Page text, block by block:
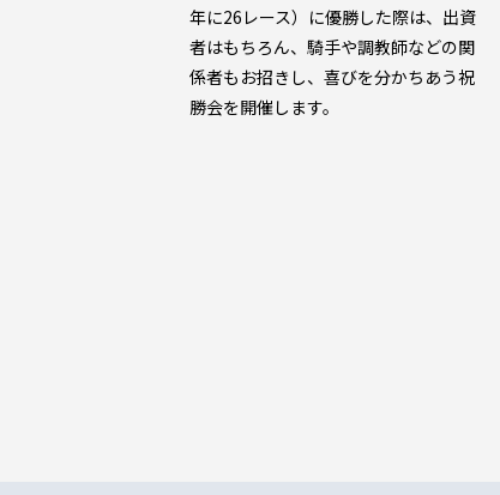
年に26レース）に優勝した際は、出資
者はもちろん、騎手や調教師などの関
係者もお招きし、喜びを分かちあう祝
勝会を開催します。